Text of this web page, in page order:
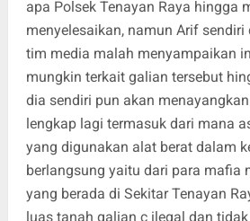
apa Polsek Tenayan Raya hingga
menyelesaikan, namun Arif
tim media malah menyampaikan
mungkin terkait galian tersebut
dia sendiri pun akan
lengkap lagi termasuk dari mana
yang digunakan alat berat dalam
berlangsung yaitu dari para mafia
yang berada di Sekitar Tenayan
luas tanah galian c ilegal dan